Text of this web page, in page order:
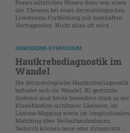
Praxis nützliches Wissen dazu war eines
der Themen bei einer dermatologischen
Livestream-Fortbildung mit namhaften
Vortragenden. Nicht allzu oft wird ...
ONKODERM-SYMPOSIUM
Hautkrebsdiagnostik im
Wandel
Die dermatologische Hautkrebsdiagnostik
befindet sich im Wandel. KI-gestützte
Systeme sind heute besonders stark in der
Klassifikation sichtbarer Läsionen, im
Läsions-Mapping sowie im longitudinalen
Matching über Verlaufsaufnahmen.
Dadurch können neue oder dynamisch ...